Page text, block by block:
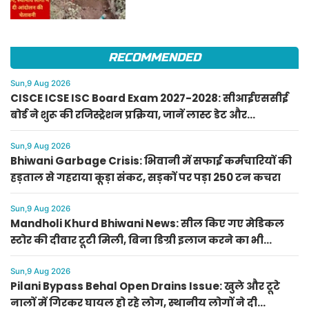
RECOMMENDED
Sun,9 Aug 2026
CISCE ICSE ISC Board Exam 2027-2028: सीआईएससीई
बोर्ड ने शुरू की रजिस्ट्रेशन प्रक्रिया, जानें लास्ट डेट और
गाइडलाइंस
Sun,9 Aug 2026
Bhiwani Garbage Crisis: भिवानी में सफाई कर्मचारियों की
हड़ताल से गहराया कूड़ा संकट, सड़कों पर पड़ा 250 टन कचरा
Sun,9 Aug 2026
Mandholi Khurd Bhiwani News: सील किए गए मेडिकल
स्टोर की दीवार टूटी मिली, बिना डिग्री इलाज करने का भी
भंडाफोड़
Sun,9 Aug 2026
Pilani Bypass Behal Open Drains Issue: खुले और टूटे
नालों में गिरकर घायल हो रहे लोग, स्थानीय लोगों ने दी